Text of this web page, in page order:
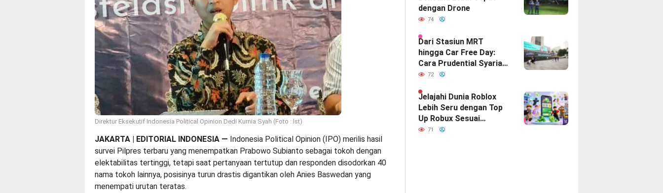
Direktur Eksekutif Indonesia Political Opinion Dedi Kurnia Syah (Foto : Ist)
JAKARTA | EDITORIAL INDONESIA — Indonesia Political Opinion (IPO) merilis hasil
survei Pilpres terbaru yang menempatkan Prabowo Subianto sebagai tokoh dengan
elektabilitas tertinggi, tetapi saat pertanyaan tertutup dan responden disodorkan 40
nama tokoh lainnya, posisinya turun drastis digantikan oleh Anies Baswedan yang
menempati urutan teratas.
dengan Drone
74
Dari Stasiun MRT
hingga Car Free Day:
Cara Prudential Syariah
Merayakan yang Nomor
Indonesia
72
Jelajahi Dunia Roblox
Lebih Seru dengan Top
Up Robux Sesuai
Kebutuhan
71